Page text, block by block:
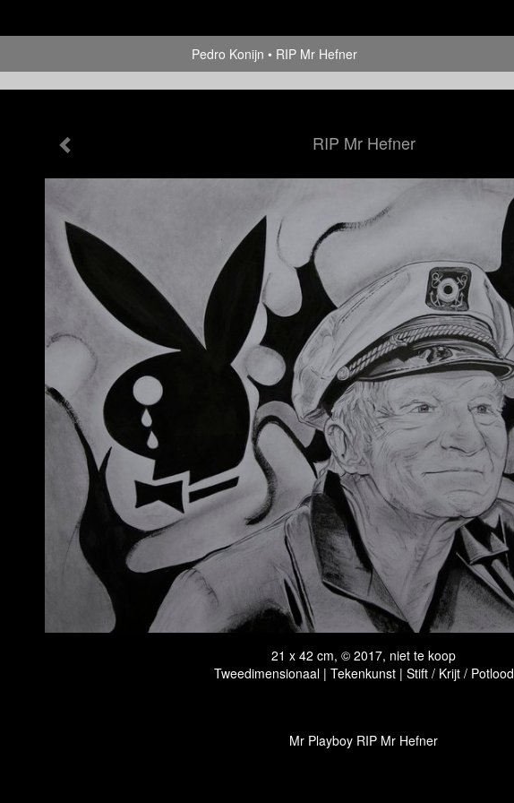
Pedro Konijn RIP Mr Hefner
RIP Mr Hefner
21 x 42 cm, © 2017, niet te koop
Tweedimensionaal | Tekenkunst | Stift / Krijt / Potlood
Mr Playboy RIP Mr Hefner